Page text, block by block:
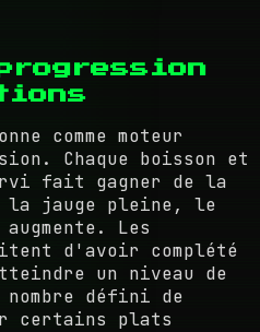
comme moteur
Chaque boisson et
fait gagner de la
la jauge pleine, le
augmente. Les
d'avoir complété
un niveau de
défini de
certains plats